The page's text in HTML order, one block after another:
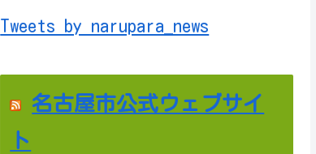
Tweets by narupara_news
名古屋市公式ウェブサイ
ト